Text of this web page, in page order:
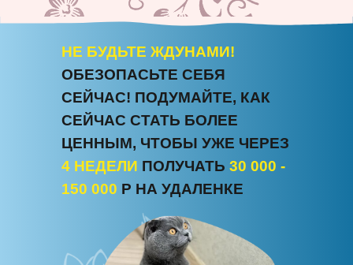
НЕ БУДЬТЕ ЖДУНАМИ!
ОБЕЗОПАСЬТЕ СЕБЯ
СЕЙЧАС! ПОДУМАЙТЕ, КАК
СЕЙЧАС СТАТЬ БОЛЕЕ
ЦЕННЫМ, ЧТОБЫ УЖЕ ЧЕРЕЗ
4 НЕДЕЛИ ПОЛУЧАТЬ 30 000 -
150 000 Р НА УДАЛЕНКЕ